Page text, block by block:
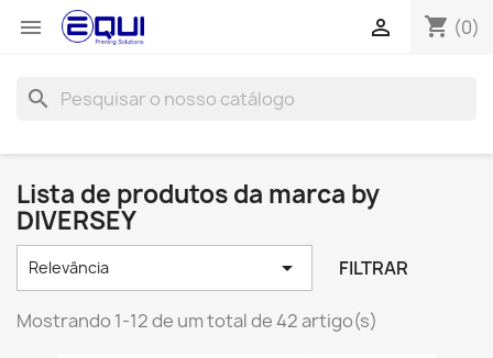
 shopping_cart (0)

search
Lista de produtos da marca by
DIVERSEY
Relevância  FILTRAR
Mostrando 1-12 de um total de 42 artigo(s)